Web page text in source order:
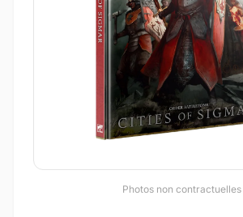
Photos non contractuelles